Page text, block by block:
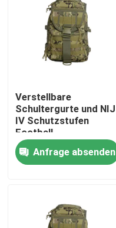
Zu Hause
Videos
Verstellbare
Schultergurte und NIJ
IV Schutzstufen
Football
Trainingsweste für
ultimative Leistung
Anfrage absenden